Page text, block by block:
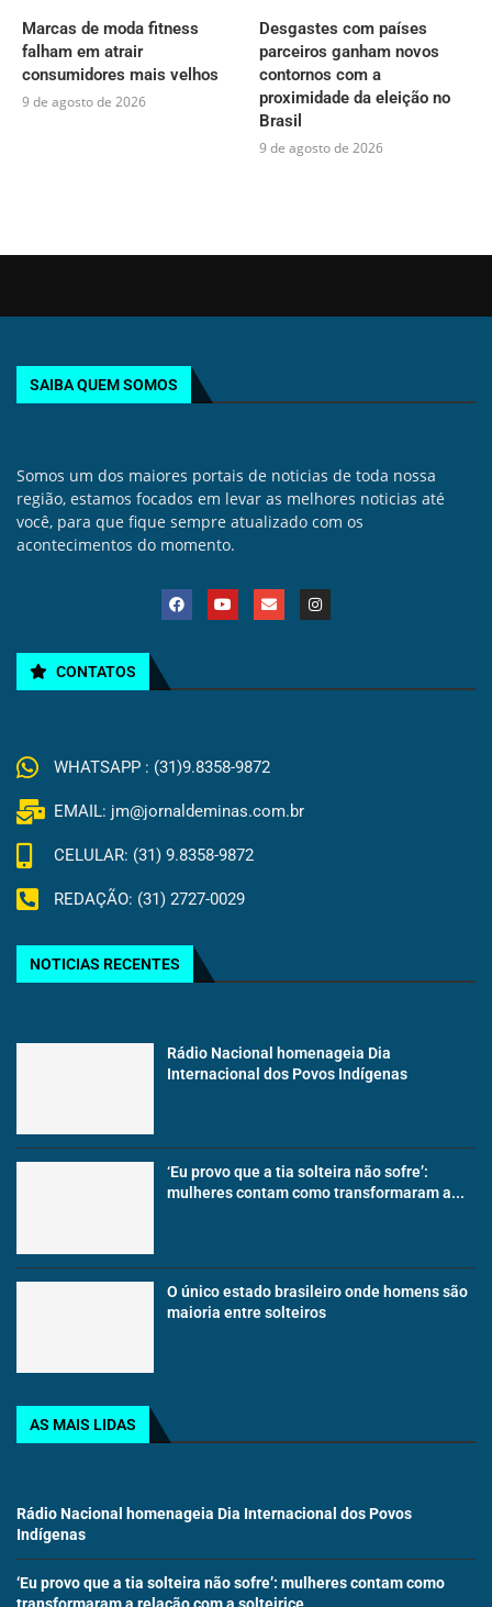
Marcas de moda fitness
falham em atrair
consumidores mais velhos
9 de agosto de 2026
Desgastes com países
parceiros ganham novos
contornos com a
proximidade da eleição no
Brasil
9 de agosto de 2026
SAIBA QUEM SOMOS
Somos um dos maiores portais de noticias de toda nossa
região, estamos focados em levar as melhores noticias até
você, para que fique sempre atualizado com os
acontecimentos do momento.
CONTATOS
WHATSAPP : (31)9.8358-9872
EMAIL: jm@jornaldeminas.com.br
CELULAR: (31) 9.8358-9872
REDAÇÃO: (31) 2727-0029
NOTICIAS RECENTES
Rádio Nacional homenageia Dia
Internacional dos Povos Indígenas
‘Eu provo que a tia solteira não sofre’:
mulheres contam como transformaram a...
O único estado brasileiro onde homens são
maioria entre solteiros
AS MAIS LIDAS
Rádio Nacional homenageia Dia Internacional dos Povos
Indígenas
‘Eu provo que a tia solteira não sofre’: mulheres contam como